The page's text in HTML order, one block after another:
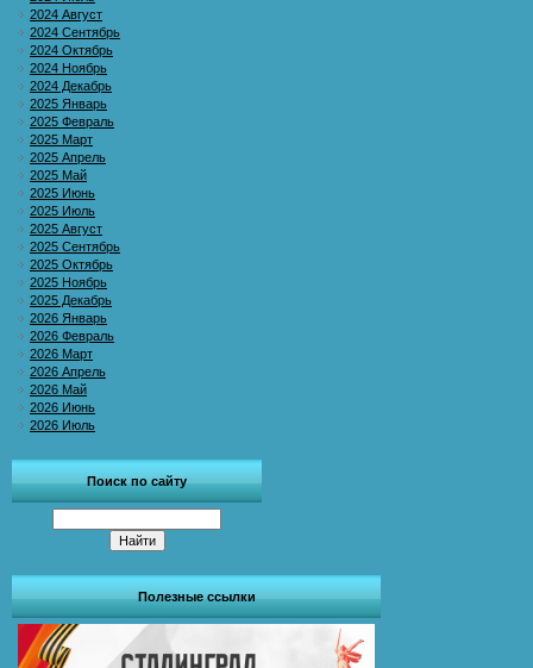
2024 Август
2024 Сентябрь
2024 Октябрь
2024 Ноябрь
2024 Декабрь
2025 Январь
2025 Февраль
2025 Март
2025 Апрель
2025 Май
2025 Июнь
2025 Июль
2025 Август
2025 Сентябрь
2025 Октябрь
2025 Ноябрь
2025 Декабрь
2026 Январь
2026 Февраль
2026 Март
2026 Апрель
2026 Май
2026 Июнь
2026 Июль
Поиск по сайту
Полезные ссылки